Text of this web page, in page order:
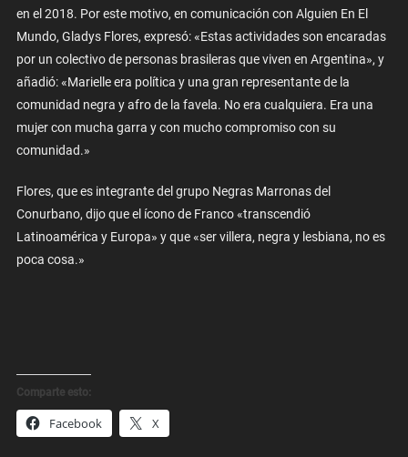
en el 2018. Por este motivo, en comunicación con Alguien En El
Mundo, Gladys Flores, expresó: «Estas actividades son encaradas
por un colectivo de personas brasileras que viven en Argentina», y
añadió: «Marielle era política y una gran representante de la
comunidad negra y afro de la favela. No era cualquiera. Era una
mujer con mucha garra y con mucho compromiso con su
comunidad.»
Flores, que es integrante del grupo Negras Marronas del
Conurbano, dijo que el ícono de Franco «transcendió
Latinoamérica y Europa» y que «ser villera, negra y lesbiana, no es
poca cosa.»
Comparte esto:
Facebook X